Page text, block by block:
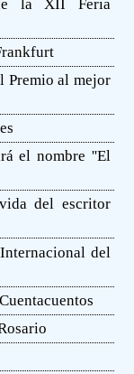
la XII Feria
Premio al mejor
el nombre ''El
del escritor
del